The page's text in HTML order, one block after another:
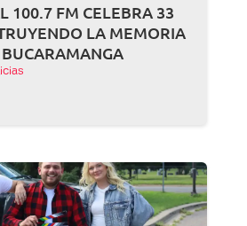
100.7 FM CELEBRA 33
LA MEMORIA